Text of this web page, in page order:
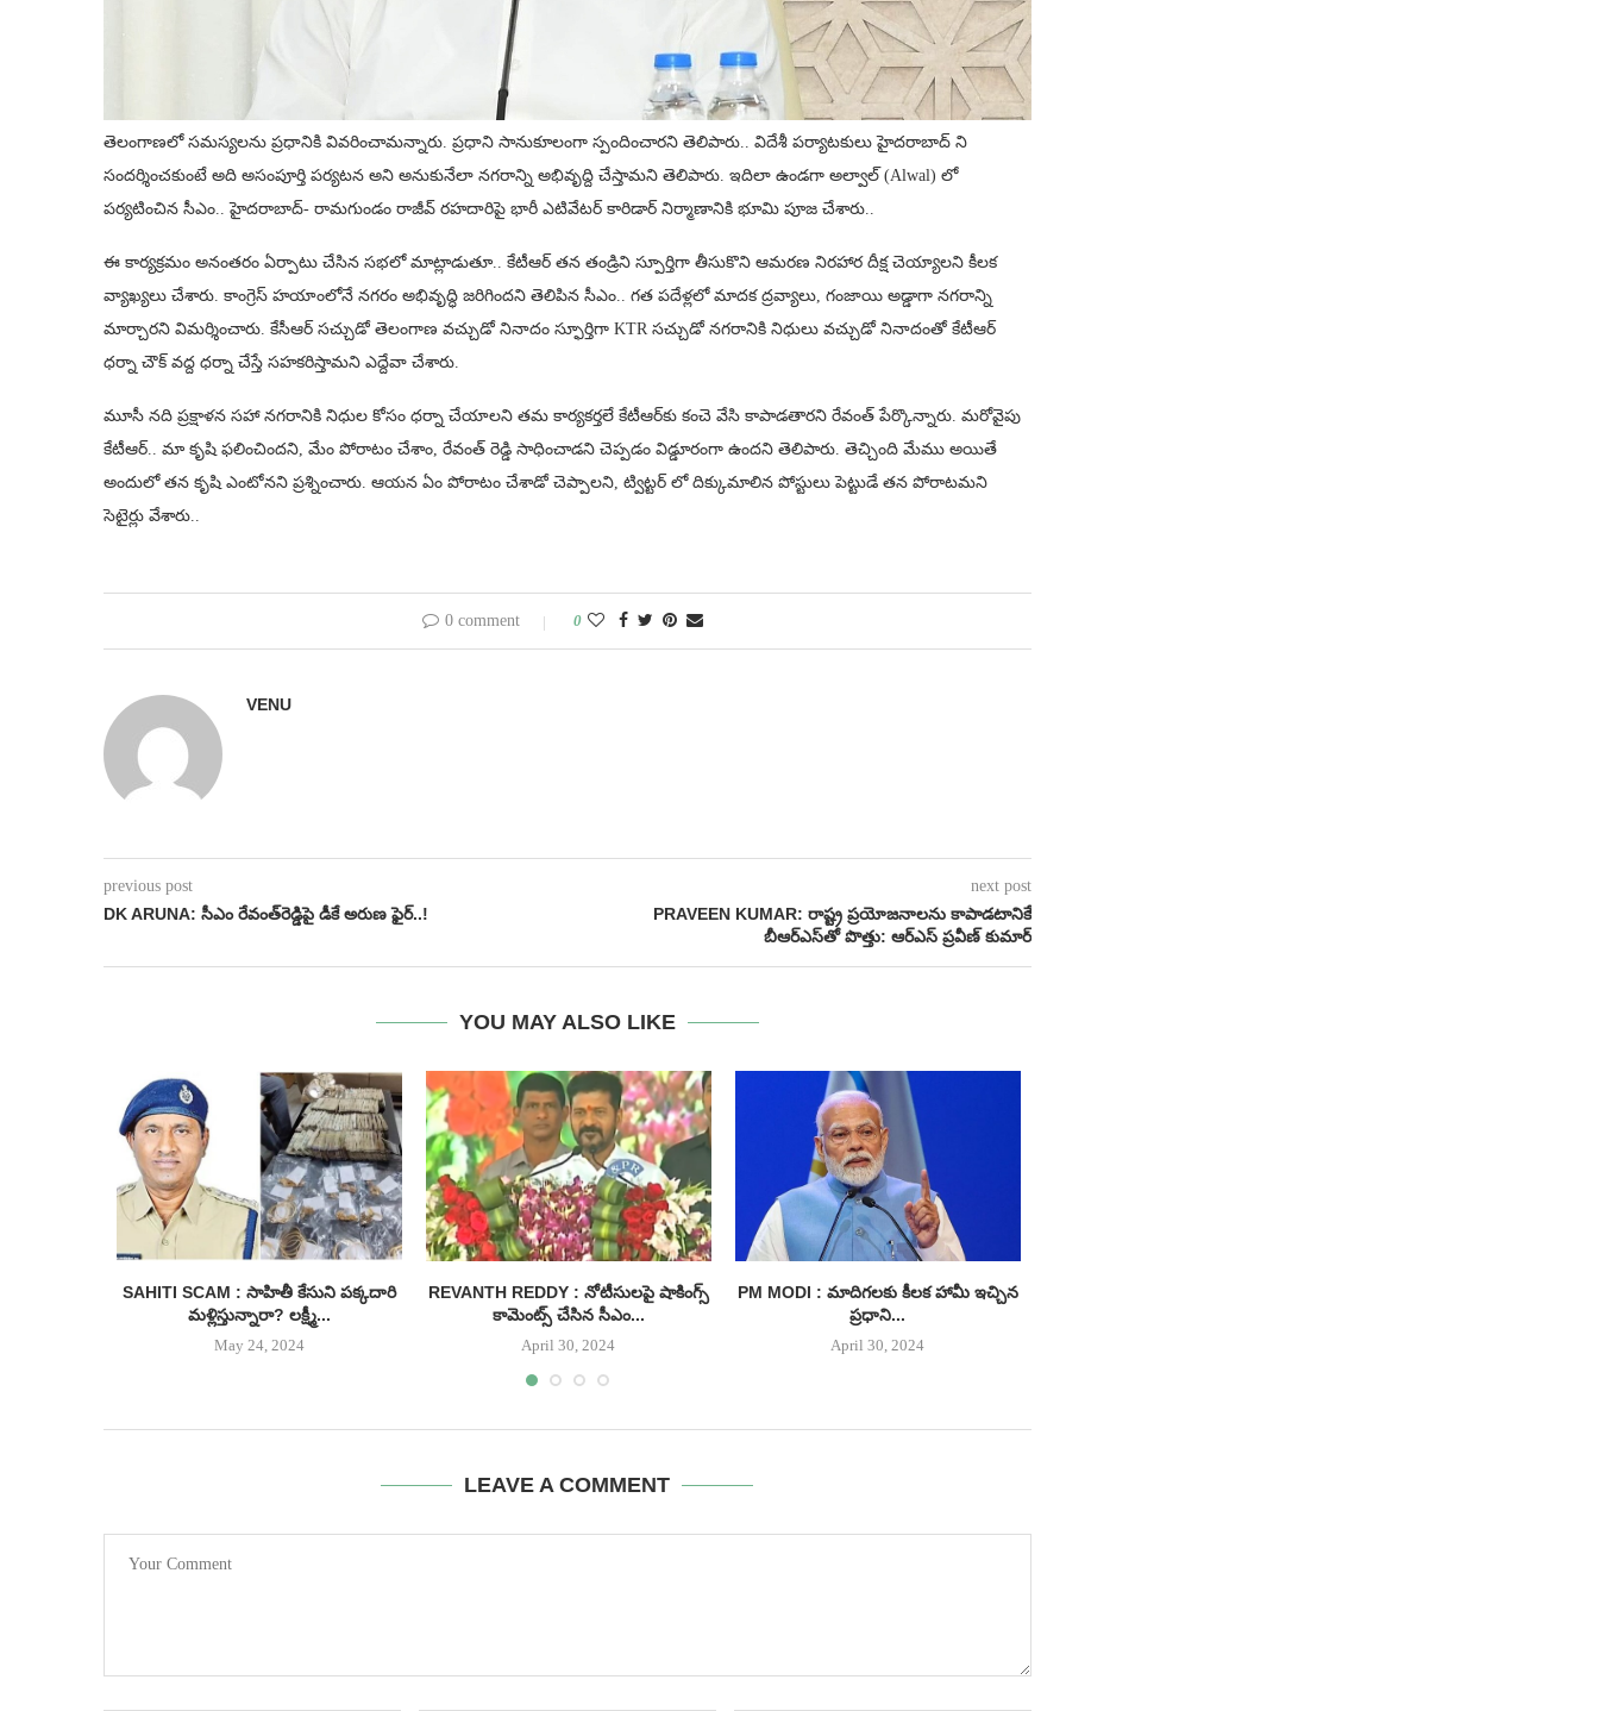
తెలంగాణలో సమస్యలను ప్రధానికి వివరించామన్నారు. ప్రధాని సానుకూలంగా స్పందించారని తెలిపారు.. విదేశీ పర్యాటకులు హైదరాబాద్ ని
సందర్శించకుంటే అది అసంపూర్తి పర్యటన అని అనుకునేలా నగరాన్ని అభివృద్ది చేస్తామని తెలిపారు. ఇదిలా ఉండగా అల్వాల్‌ (Alwal) లో
పర్యటించిన సీఎం.. హైదరాబాద్- రామగుండం రాజీవ్ రహదారిపై భారీ ఎటివేటర్ కారిడార్ నిర్మాణానికి భూమి పూజ చేశారు..
ఈ కార్యక్రమం అనంతరం ఏర్పాటు చేసిన సభలో మాట్లాడుతూ.. కేటీఆర్ తన తండ్రిని స్పూర్తిగా తీసుకొని ఆమరణ నిరహార దీక్ష చెయ్యాలని కీలక
వ్యాఖ్యలు చేశారు. కాంగ్రెస్ హయాంలోనే నగరం అభివృద్ధి జరిగిందని తెలిపిన సీఎం.. గత పదేళ్లలో మాదక ద్రవ్యాలు, గంజాయి అడ్డాగా నగరాన్ని
మార్చారని విమర్శించారు. కేసీఆర్ సచ్చుడో తెలంగాణ వచ్చుడో నినాదం స్ఫూర్తిగా KTR సచ్చుడో నగరానికి నిధులు వచ్చుడో నినాదంతో కేటీఆర్
ధర్నా చౌక్ వద్ద ధర్నా చేస్తే సహకరిస్తామని ఎద్దేవా చేశారు.
మూసీ నది ప్రక్షాళన సహా నగరానికి నిధుల కోసం ధర్నా చేయాలని తమ కార్యకర్తలే కేటీఆర్‌కు కంచె వేసి కాపాడతారని రేవంత్ పేర్కొన్నారు. మరోవైపు
కేటీఆర్.. మా కృషి ఫలించిందని, మేం పోరాటం చేశాం, రేవంత్ రెడ్డి సాధించాడని చెప్పడం విడ్డూరంగా ఉందని తెలిపారు. తెచ్చింది మేము అయితే
అందులో తన కృషి ఎంటోనని ప్రశ్నించారు. ఆయన ఏం పోరాటం చేశాడో చెప్పాలని, ట్విట్టర్ లో దిక్కుమాలిన పోస్టులు పెట్టుడే తన పోరాటమని
సెటైర్లు వేశారు..
0 comment 0
VENU
previous post
DK ARUNA: సీఎం రేవంత్‌రెడ్డిపై డీకే అరుణ ఫైర్..!
next post
PRAVEEN KUMAR: రాష్ట్ర ప్రయోజనాలను కాపాడటానికే
బీఆర్ఎస్‌తో పొత్తు: ఆర్ఎస్ ప్రవీణ్ కుమార్
YOU MAY ALSO LIKE
SAHITI SCAM : సాహితీ కేసుని పక్కదారి
మళ్లిస్తున్నారా? లక్ష్మీ...
May 24, 2024
REVANTH REDDY : నోటీసులపై షాకింగ్స్
కామెంట్స్ చేసిన సీఎం...
April 30, 2024
PM MODI : మాదిగలకు కీలక హామీ ఇచ్చిన
ప్రధాని...
April 30, 2024
LEAVE A COMMENT